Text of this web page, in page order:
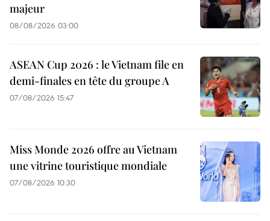
majeur
08/08/2026 03:00
ASEAN Cup 2026 : le Vietnam file en
demi-finales en tête du groupe A
07/08/2026 15:47
Miss Monde 2026 offre au Vietnam
une vitrine touristique mondiale
07/08/2026 10:30